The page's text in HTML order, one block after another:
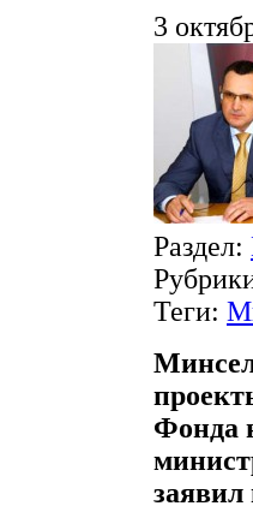
3
Раздел:
Теги:
Фонда